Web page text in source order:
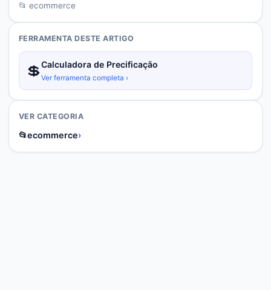
📂 ecommerce
FERRAMENTA DESTE ARTIGO
💲Calculadora de Precificação
Ver ferramenta completa ›
VER CATEGORIA
📂ecommerce›